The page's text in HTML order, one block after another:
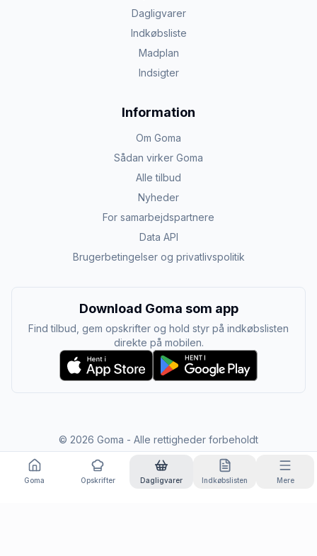
Dagligvarer
Indkøbsliste
Madplan
Indsigter
Information
Om Goma
Sådan virker Goma
Alle tilbud
Nyheder
For samarbejdspartnere
Data API
Brugerbetingelser og privatlivspolitik
Download Goma som app
Find tilbud, gem opskrifter og hold styr på indkøbslisten
direkte på mobilen.
© 2026 Goma - Alle rettigheder forbeholdt
Goma Opskrifter Dagligvarer Indkøbslisten Mere